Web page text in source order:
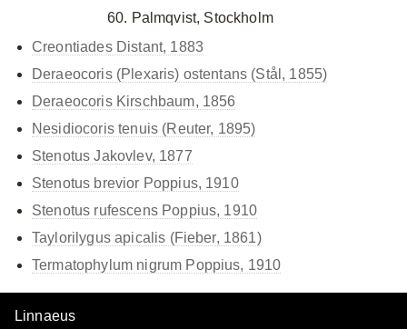
60. Palmqvist, Stockholm
Creontiades Distant, 1883
Deraeocoris (Plexaris) ostentans (Stål, 1855)
Deraeocoris Kirschbaum, 1856
Nesidiocoris tenuis (Reuter, 1895)
Stenotus Jakovlev, 1877
Stenotus brevior Poppius, 1910
Stenotus rufescens Poppius, 1910
Taylorilygus apicalis (Fieber, 1861)
Termatophylum nigrum Poppius, 1910
Linnaeus